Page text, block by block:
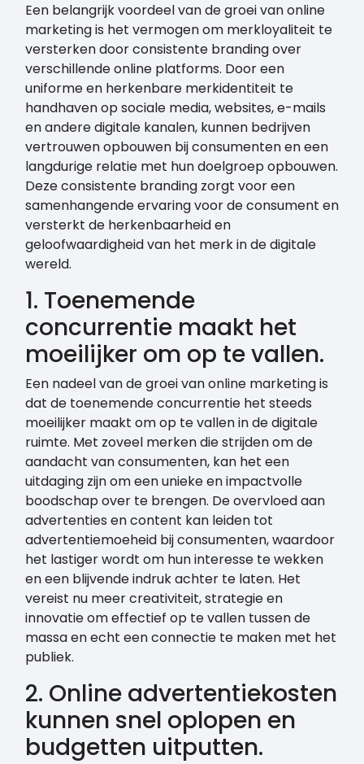
Een belangrijk voordeel van de groei van online
marketing is het vermogen om merkloyaliteit te
versterken door consistente branding over
verschillende online platforms. Door een
uniforme en herkenbare merkidentiteit te
handhaven op sociale media, websites, e-mails
en andere digitale kanalen, kunnen bedrijven
vertrouwen opbouwen bij consumenten en een
langdurige relatie met hun doelgroep opbouwen.
Deze consistente branding zorgt voor een
samenhangende ervaring voor de consument en
versterkt de herkenbaarheid en
geloofwaardigheid van het merk in de digitale
wereld.
1. Toenemende
concurrentie maakt het
moeilijker om op te vallen.
Een nadeel van de groei van online marketing is
dat de toenemende concurrentie het steeds
moeilijker maakt om op te vallen in de digitale
ruimte. Met zoveel merken die strijden om de
aandacht van consumenten, kan het een
uitdaging zijn om een unieke en impactvolle
boodschap over te brengen. De overvloed aan
advertenties en content kan leiden tot
advertentiemoeheid bij consumenten, waardoor
het lastiger wordt om hun interesse te wekken
en een blijvende indruk achter te laten. Het
vereist nu meer creativiteit, strategie en
innovatie om effectief op te vallen tussen de
massa en echt een connectie te maken met het
publiek.
2. Online advertentiekosten
kunnen snel oplopen en
budgetten uitputten.